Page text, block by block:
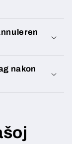
nakon